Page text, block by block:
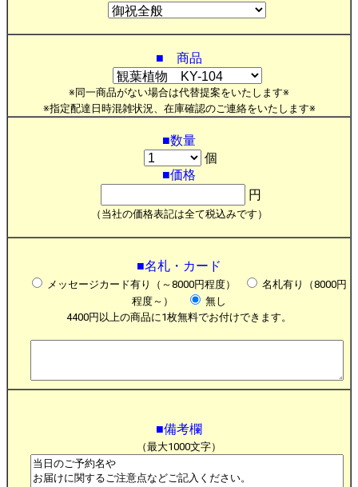
■ 商品
※同一商品がない場合は代替提案をいたします※
※指定配達日時混雑状況、在庫確認のご連絡をいたします※
■数量
個
■価格
円
（当社の価格表記は全て税込みです）
■名札・カード
メッセージカード有り（～8000円程度）
名札有り（8000円
程度～）
無し
4400円以上の商品に1枚無料でお付けできます。
■備考欄
（最大1000文字）